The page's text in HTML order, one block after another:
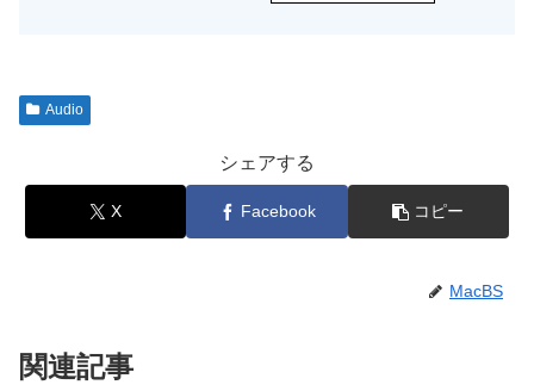
Audio
シェアする
X Facebook コピー
MacBS
関連記事